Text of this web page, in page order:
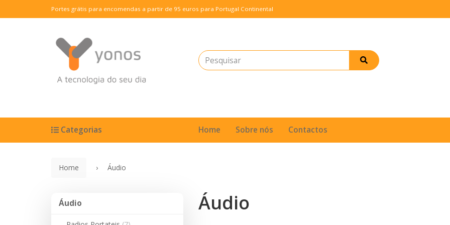
Portes grátis para encomendas a partir de 95 euros para Portugal Continental
Home Sobre nós Contactos
Categorias
Home Áudio
Áudio
Áudio Áudio